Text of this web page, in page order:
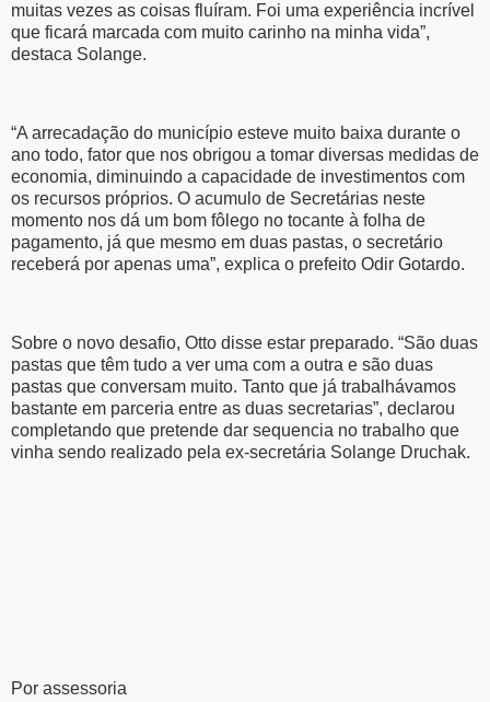
muitas vezes as coisas fluíram. Foi uma experiência incrível
que ficará marcada com muito carinho na minha vida”,
destaca Solange.
“A arrecadação do município esteve muito baixa durante o
ano todo, fator que nos obrigou a tomar diversas medidas de
economia, diminuindo a capacidade de investimentos com
os recursos próprios. O acumulo de Secretárias neste
momento nos dá um bom fôlego no tocante à folha de
pagamento, já que mesmo em duas pastas, o secretário
receberá por apenas uma”, explica o prefeito Odir Gotardo.
Sobre o novo desafio, Otto disse estar preparado. “São duas
pastas que têm tudo a ver uma com a outra e são duas
pastas que conversam muito. Tanto que já trabalhávamos
bastante em parceria entre as duas secretarias”, declarou
completando que pretende dar sequencia no trabalho que
vinha sendo realizado pela ex-secretária Solange Druchak.
Por assessoria